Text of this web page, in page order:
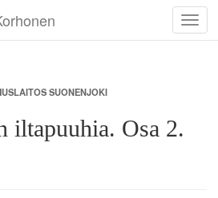
SUONENJOKI
iltapuuhia. Osa 2.